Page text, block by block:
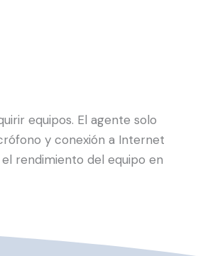
equipos. El agente solo
y conexión a Internet
rendimiento del equipo en